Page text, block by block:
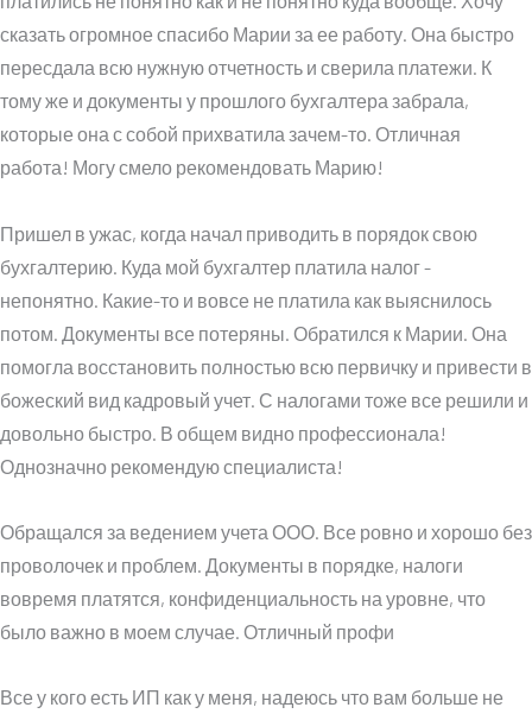
сказать огромное спасибо Марии за ее работу. Она быстро
пересдала всю нужную отчетность и сверила платежи. К
тому же и документы у прошлого бухгалтера забрала,
которые она с собой прихватила зачем-то. Отличная
работа! Могу смело рекомендовать Марию!
Пришел в ужас, когда начал приводить в порядок свою
бухгалтерию. Куда мой бухгалтер платила налог -
непонятно. Какие-то и вовсе не платила как выяснилось
потом. Документы все потеряны. Обратился к Марии. Она
помогла восстановить полностью всю первичку и привести в
божеский вид кадровый учет. С налогами тоже все решили и
довольно быстро. В общем видно профессионала!
Однозначно рекомендую специалиста!
Обращался за ведением учета ООО. Все ровно и хорошо без
проволочек и проблем. Документы в порядке, налоги
вовремя платятся, конфиденциальность на уровне, что
было важно в моем случае. Отличный профи
Все у кого есть ИП как у меня, надеюсь что вам больше не